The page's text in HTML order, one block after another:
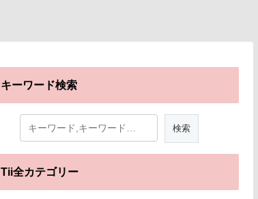
キーワード検索
Tii全カテゴリー